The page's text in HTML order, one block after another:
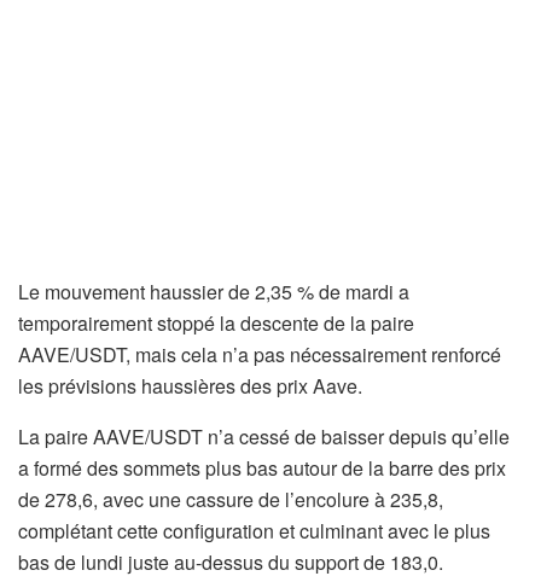
Le mouvement haussier de 2,35 % de mardi a
temporairement stoppé la descente de la paire
AAVE/USDT, mais cela n’a pas nécessairement renforcé
les prévisions haussières des prix Aave.
La paire AAVE/USDT n’a cessé de baisser depuis qu’elle
a formé des sommets plus bas autour de la barre des prix
de 278,6, avec une cassure de l’encolure à 235,8,
complétant cette configuration et culminant avec le plus
bas de lundi juste au-dessus du support de 183,0.